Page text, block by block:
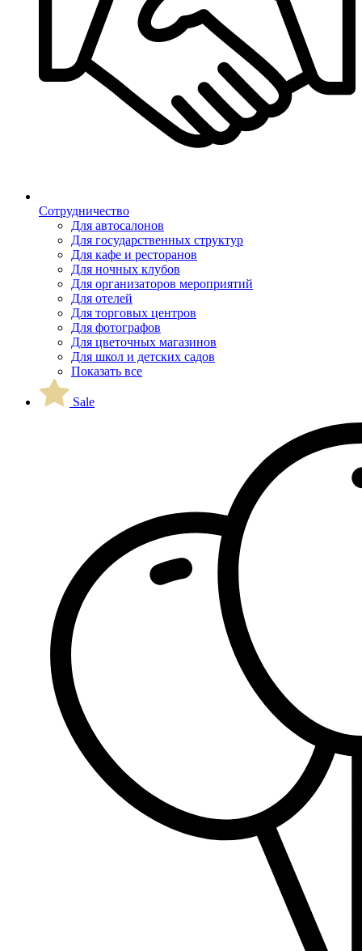
Сотрудничество
Для автосалонов
Для государственных структур
Для кафе и ресторанов
Для ночных клубов
Для организаторов мероприятий
Для отелей
Для торговых центров
Для фотографов
Для цветочных магазинов
Для школ и детских садов
Показать все
Sale